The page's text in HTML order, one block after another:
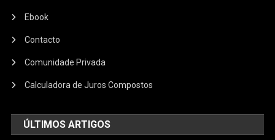
Ebook
Contacto
Comunidade Privada
Calculadora de Juros Compostos
ÚLTIMOS ARTIGOS